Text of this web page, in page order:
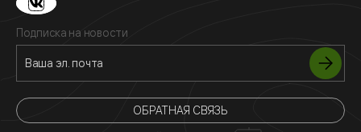
Подписка на новости
ОБРАТНАЯ СВЯЗЬ